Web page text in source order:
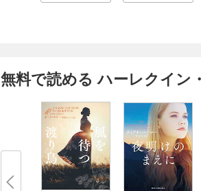
無料で読める ハーレクイン